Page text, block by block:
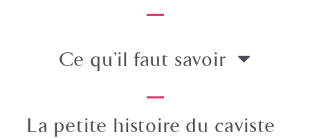
Ce qu’il faut savoir
La petite histoiredu caviste